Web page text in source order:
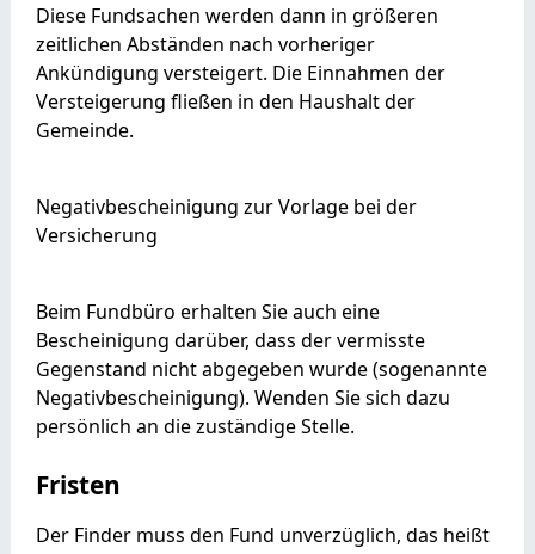
Diese Fundsachen werden dann in größeren
zeitlichen Abständen nach vorheriger
Ankündigung versteigert. Die Einnahmen der
Versteigerung fließen in den Haushalt der
Gemeinde.
Negativbescheinigung zur Vorlage bei der
Versicherung
Beim Fundbüro erhalten Sie auch eine
Bescheinigung darüber, dass der vermisste
Gegenstand nicht abgegeben wurde (sogenannte
Negativbescheinigung). Wenden Sie sich dazu
persönlich an die zuständige Stelle.
Fristen
Der Finder muss den Fund unverzüglich, das heißt